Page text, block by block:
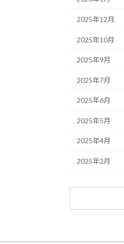
2025年12月
2025年10月
2025年9月
2025年7月
2025年6月
2025年5月
2025年4月
2025年2月